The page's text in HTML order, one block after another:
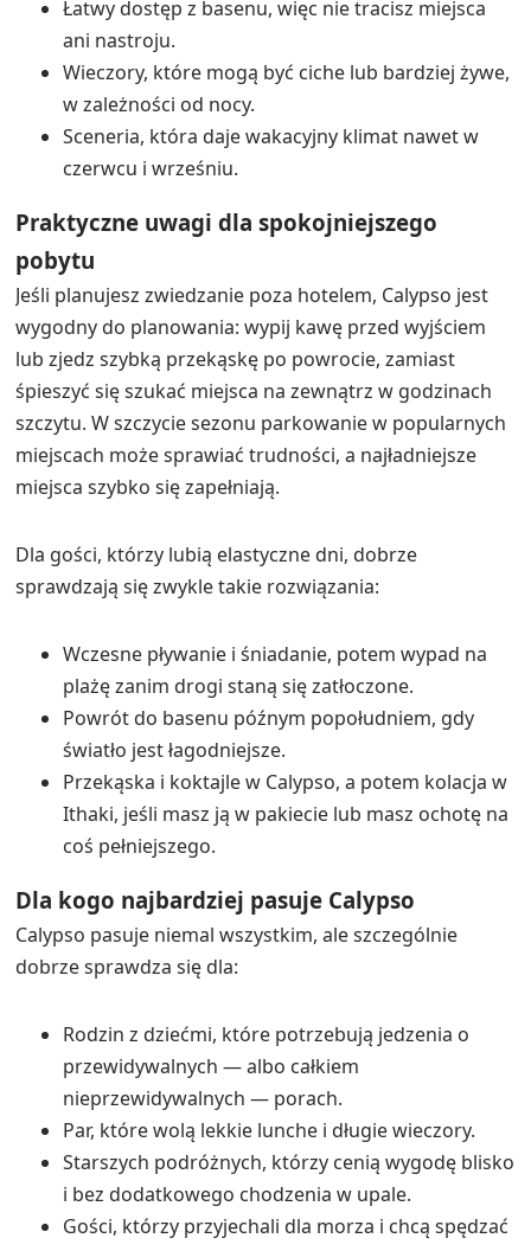
Jakie opcje jedzenia i napojów są wyróżnione
na stronie?
Jakie opcje jedzenia i napojów są wyróżnione
na stronie?
Jakie opcje jedzenia i napojów są wyróżnione
na stronie?
Udogodnienia
Search
Kategorie
API request failed. Check Logs.
Atrakcje
Czarter jachtów
Hotel w Polichrono
Jedzenie i tawerny
Kassandra (Chalkidiki)